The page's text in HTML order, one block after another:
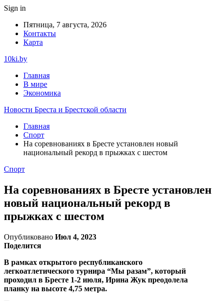
Sign in
Пятница, 7 августа, 2026
Контакты
Карта
10ki.by
Главная
В мире
Экономика
Новости Бреста и Брестской области
Главная
Спорт
На соревнованиях в Бресте установлен новый
национальный рекорд в прыжках с шестом
Спорт
На соревнованиях в Бресте установлен
новый национальный рекорд в
прыжках с шестом
Опубликовано Июл 4, 2023
Поделится
В рамках открытого республиканского
легкоатлетического турнира “Мы разам”, который
проходил в Бресте 1-2 июля, Ирина Жук преодолела
планку на высоте 4,75 метра.